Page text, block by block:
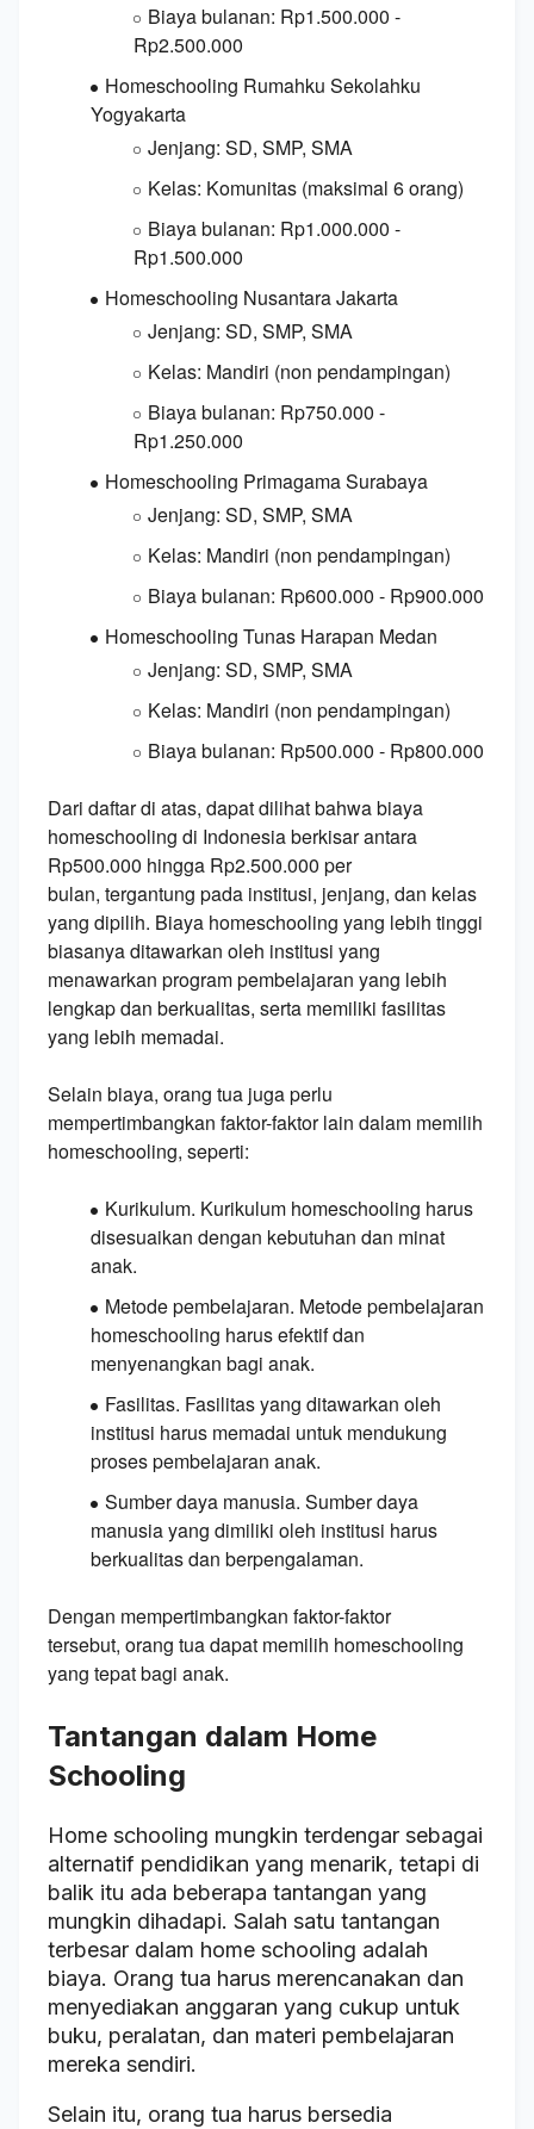
Biaya bulanan: Rp1.500.000 -
Rp2.500.000
Homeschooling Rumahku Sekolahku
Yogyakarta
Jenjang: SD, SMP, SMA
Kelas: Komunitas (maksimal 6 orang)
Biaya bulanan: Rp1.000.000 -
Rp1.500.000
Homeschooling Nusantara Jakarta
Jenjang: SD, SMP, SMA
Kelas: Mandiri (non pendampingan)
Biaya bulanan: Rp750.000 -
Rp1.250.000
Homeschooling Primagama Surabaya
Jenjang: SD, SMP, SMA
Kelas: Mandiri (non pendampingan)
Biaya bulanan: Rp600.000 - Rp900.000
Homeschooling Tunas Harapan Medan
Jenjang: SD, SMP, SMA
Kelas: Mandiri (non pendampingan)
Biaya bulanan: Rp500.000 - Rp800.000
Dari daftar di atas, dapat dilihat bahwa biaya
homeschooling di Indonesia berkisar antara
Rp500.000 hingga Rp2.500.000 per
bulan, tergantung pada institusi, jenjang, dan kelas
yang dipilih. Biaya homeschooling yang lebih tinggi
biasanya ditawarkan oleh institusi yang
menawarkan program pembelajaran yang lebih
lengkap dan berkualitas, serta memiliki fasilitas
yang lebih memadai.
Selain biaya, orang tua juga perlu
mempertimbangkan faktor-faktor lain dalam memilih
homeschooling, seperti:
Kurikulum. Kurikulum homeschooling harus
disesuaikan dengan kebutuhan dan minat
anak.
Metode pembelajaran. Metode pembelajaran
homeschooling harus efektif dan
menyenangkan bagi anak.
Fasilitas. Fasilitas yang ditawarkan oleh
institusi harus memadai untuk mendukung
proses pembelajaran anak.
Sumber daya manusia. Sumber daya
manusia yang dimiliki oleh institusi harus
berkualitas dan berpengalaman.
Dengan mempertimbangkan faktor-faktor
tersebut, orang tua dapat memilih homeschooling
yang tepat bagi anak.
Tantangan dalam Home
Schooling
Home schooling mungkin terdengar sebagai
alternatif pendidikan yang menarik, tetapi di
balik itu ada beberapa tantangan yang
mungkin dihadapi. Salah satu tantangan
terbesar dalam home schooling adalah
biaya. Orang tua harus merencanakan dan
menyediakan anggaran yang cukup untuk
buku, peralatan, dan materi pembelajaran
mereka sendiri.
Selain itu, orang tua harus bersedia